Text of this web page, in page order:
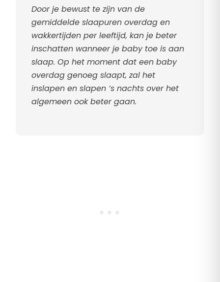
Door je bewust te zijn van de
gemiddelde slaapuren overdag en
wakkertijden per leeftijd, kan je beter
inschatten wanneer je baby toe is aan
slaap. Op het moment dat een baby
overdag genoeg slaapt, zal het
inslapen en slapen ’s nachts over het
algemeen ook beter gaan.